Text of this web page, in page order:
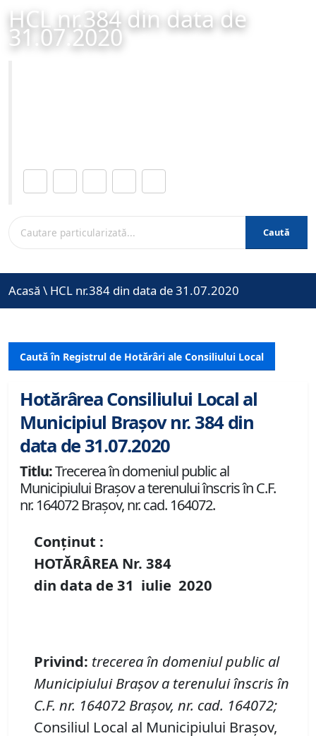
HCL nr.384 din data de
31.07.2020
Caută
Acasă \ HCL nr.384 din data de 31.07.2020
Caută în Registrul de Hotărâri ale Consiliului Local
Hotărârea Consiliului Local al
Municipiul Brașov nr. 384 din
data de 31.07.2020
Titlu:Trecerea în domeniul public al
Municipiului Braşov a terenului înscris în C.F.
nr. 164072 Brașov, nr. cad. 164072.
Conținut :
HOTĂRÂREA Nr. 384
din data de 31 iulie 2020
Privind: trecerea în domeniul public al
Municipiului Braşov a terenului înscris în
C.F. nr. 164072 Brașov, nr. cad. 164072;
Consiliul Local al Municipiului Brașov,